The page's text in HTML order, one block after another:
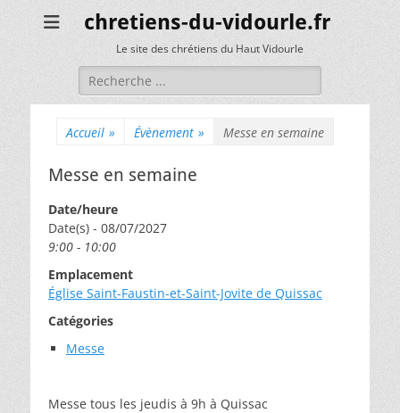
chretiens-du-vidourle.fr
Le site des chrétiens du Haut Vidourle
Rechercher :
Accueil » Évènement » Messe en semaine
Messe en semaine
Date/heure
Date(s) - 08/07/2027
9:00 - 10:00
Emplacement
Église Saint-Faustin-et-Saint-Jovite de Quissac
Catégories
Messe
Messe tous les jeudis à 9h à Quissac